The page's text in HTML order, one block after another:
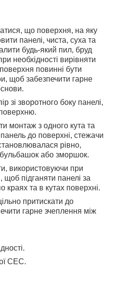
що поверхня, на яку
панелі, чиста, суха та
будь-який пил, бруд
необхідності вирівняти
повинні бути
щоб забезпечити гарне
зі зворотного боку панелі,
монтаж з одного кута та
до поверхні, стежачи
рівно,
або зморшок.
використовуючи при
підганяти панелі за
краях та в кутах поверхні.
притискати до
гарне зчеплення між
СЕС.